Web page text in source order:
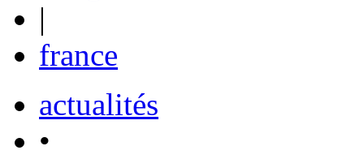
|
france
actualités
•